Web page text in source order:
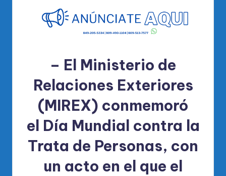
– El Ministerio de
Relaciones Exteriores
(MIREX) conmemoró
el Día Mundial contra la
Trata de Personas, con
un acto en el que el